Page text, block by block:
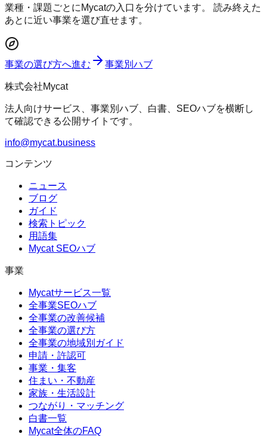
業種・課題ごとにMycatの入口を分けています。 読み終えた
あとに近い事業を選び直せます。
事業の選び方へ進む 事業別ハブ
株式会社Mycat
法人向けサービス、事業別ハブ、白書、SEOハブを横断し
て確認できる公開サイトです。
info@mycat.business
コンテンツ
ニュース
ブログ
ガイド
検索トピック
用語集
Mycat SEOハブ
事業
Mycatサービス一覧
全事業SEOハブ
全事業の改善候補
全事業の選び方
全事業の地域別ガイド
申請・許認可
事業・集客
住まい・不動産
家族・生活設計
つながり・マッチング
白書一覧
Mycat全体のFAQ